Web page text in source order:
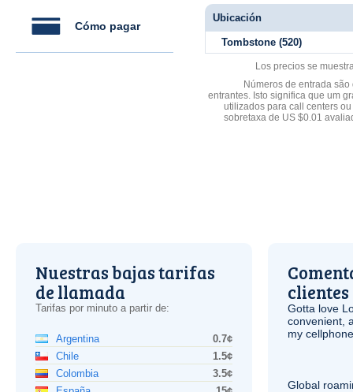
Cómo pagar
Ubicación
Tombstone (520)
Los precios se
Números de entrada
entrantes. Isto significa que um
utilizados para call centers
sobretaxa de US $0.01
Nuestras bajas tarifas
de llamada
Tarifas por minuto a partir de:
Argentina
0.7¢
Chile
1.5¢
Colombia
3.5¢
clientes
Gotta love
convenient,
my
Global